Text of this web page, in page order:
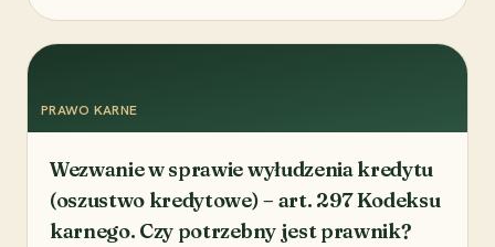
PRAWO KARNE
Wezwanie w sprawie wyłudzenia kredytu
(oszustwo kredytowe) – art. 297 Kodeksu
karnego. Czy potrzebny jest prawnik?